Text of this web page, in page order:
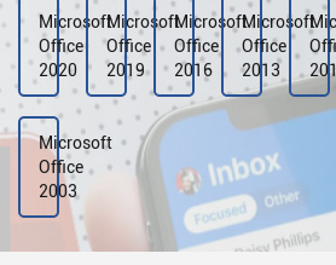
Microsoft
Office
2020
Microsoft
Office
2019
Microsoft
Office
2016
Microsoft
Office
2013
Microsoft
Office
2003